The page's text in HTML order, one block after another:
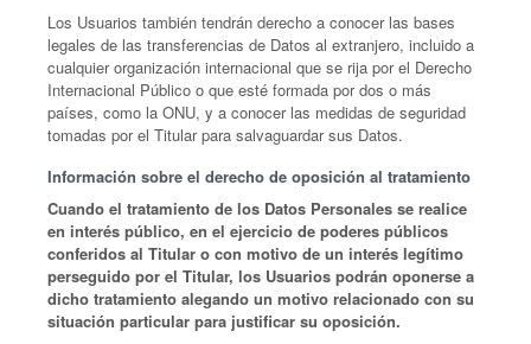
Los Usuarios también tendrán derecho a conocer las bases
legales de las transferencias de Datos al extranjero, incluido a
cualquier organización internacional que se rija por el Derecho
Internacional Público o que esté formada por dos o más
países, como la ONU, y a conocer las medidas de seguridad
tomadas por el Titular para salvaguardar sus Datos.
Información sobre el derecho de oposición al tratamiento
Cuando el tratamiento de los Datos Personales se realice
en interés público, en el ejercicio de poderes públicos
conferidos al Titular o con motivo de un interés legítimo
perseguido por el Titular, los Usuarios podrán oponerse a
dicho tratamiento alegando un motivo relacionado con su
situación particular para justificar su oposición.